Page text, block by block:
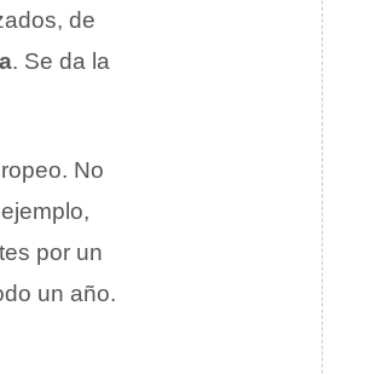
de
. Se da la
No
por un
un año.